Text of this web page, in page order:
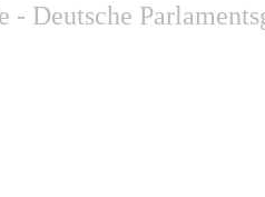
- Deutsche